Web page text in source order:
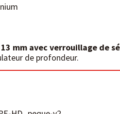
mm avec verrouillage de
de profondeur.